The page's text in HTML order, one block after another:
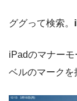
ググって検索。
iPadのマナーモ
ベルのマークを